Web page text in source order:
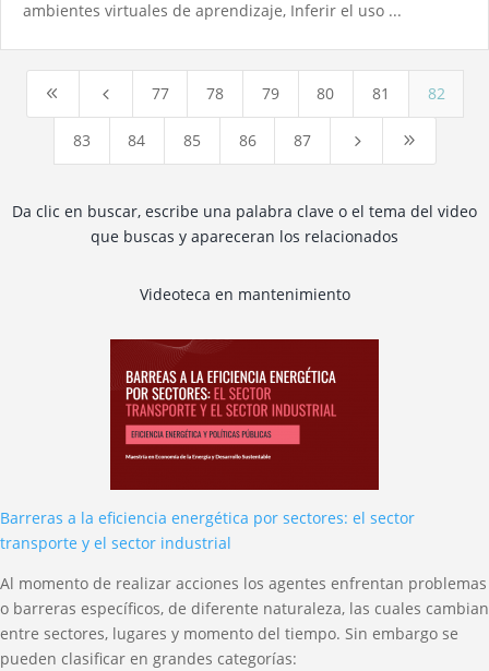
ambientes virtuales de aprendizaje, Inferir el uso ...
8 4 77 78 79 80 81 82
83 84 85 86 87 5 9
Da clic en buscar, escribe una palabra clave o el tema del video
que buscas y apareceran los relacionados
Videoteca en mantenimiento
Barreras a la eficiencia energética por sectores: el sector
transporte y el sector industrial
Al momento de realizar acciones los agentes enfrentan problemas
o barreras específicos, de diferente naturaleza, las cuales cambian
entre sectores, lugares y momento del tiempo. Sin embargo se
pueden clasificar en grandes categorías: